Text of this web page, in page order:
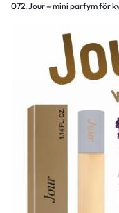
Don't miss
072. Jour – mini parfym för